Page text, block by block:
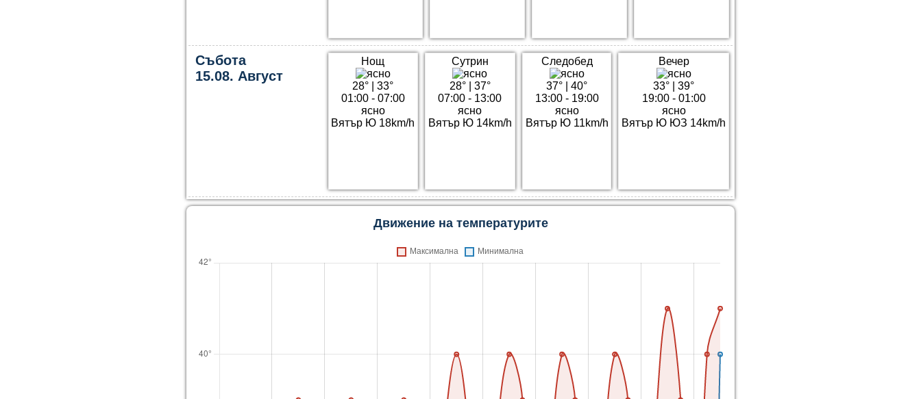
Събота
15.08. Август
Нощ
28° |33°
01:00 - 07:00
ясно
Вятър Ю 18km/h
Сутрин
28°| 37°
07:00 - 13:00
ясно
Вятър Ю 14km/h
Следобед
37° |40°
13:00 - 19:00
ясно
Вятър Ю 11km/h
Вечер
33° |39°
19:00 - 01:00
ясно
Вятър Ю ЮЗ 14km/h
Движение на температурите